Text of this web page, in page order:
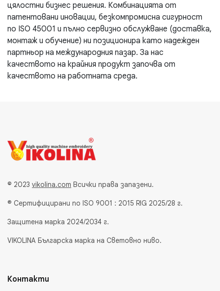
цялостни бизнес решения. Комбинацията от
патентовани иновации, безкомпромисна сигурност
по ISO 45001 и пълно сервизно обслужване (доставка,
монтаж и обучение) ни позиционира като надежден
партньор на международния пазар. За нас
качеството на крайния продукт започва от
качеството на работната среда.
© 2023 vikolina.com Всички права запазени.
® Сертифицирани по ISO 9001 : 2015 RIG 2025/28 г.
Защитена марка 2024/2034 г.
VIKOLINA Българска марка на Световно ниво.
Контакти